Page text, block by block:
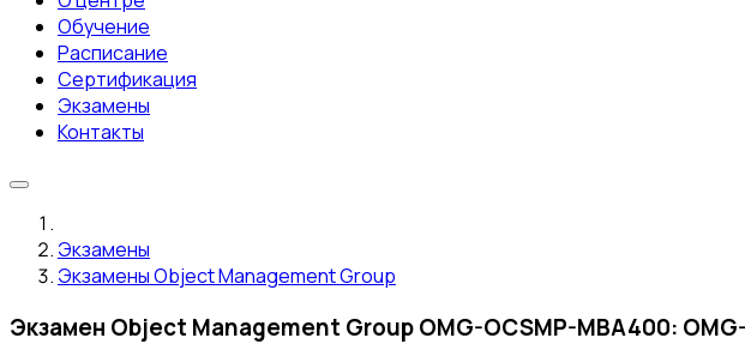
Обучение
Расписание
Сертификация
Экзамены
Контакты
Экзамены
Экзамены Object Management Group
Экзамен Object Management Group OMG-OCSMP-MBA400: